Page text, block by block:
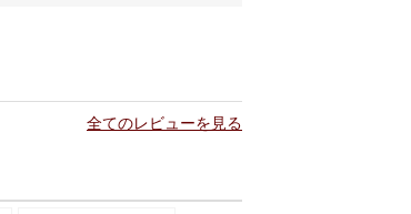
全てのレビューを見る